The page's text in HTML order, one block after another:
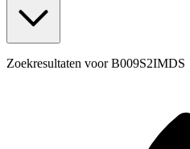
Zoekresultaten voorB009S2IMDS